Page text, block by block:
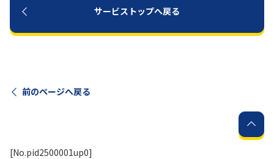
サービストップへ戻る
前のページへ戻る
[No.pid2500001up0]